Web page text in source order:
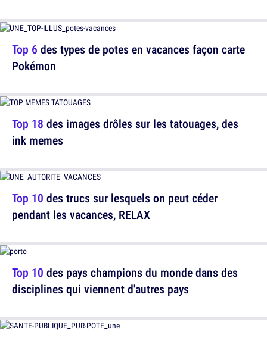
Top 18 des images drôles sur les tatouages, des
ink memes
Top 10 des pays champions du monde dans des
disciplines qui viennent d'autres pays
Top 6 des types de potes en vacances façon carte
Pokémon
Top 10 des trucs sur lesquels on peut céder
pendant les vacances, RELAX